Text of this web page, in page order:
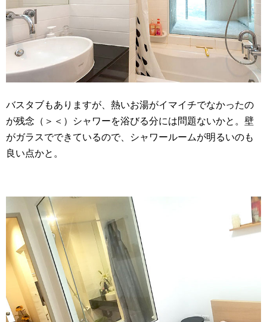
バスタブもありますが、熱いお湯がイマイチでなかったの
が残念（＞＜）シャワーを浴びる分には問題ないかと。壁
がガラスでできているので、シャワールームが明るいのも
良い点かと。